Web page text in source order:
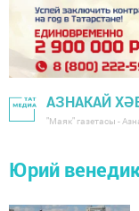
АЗНАКАЙ
"Маяк" газетасы -
Юрий